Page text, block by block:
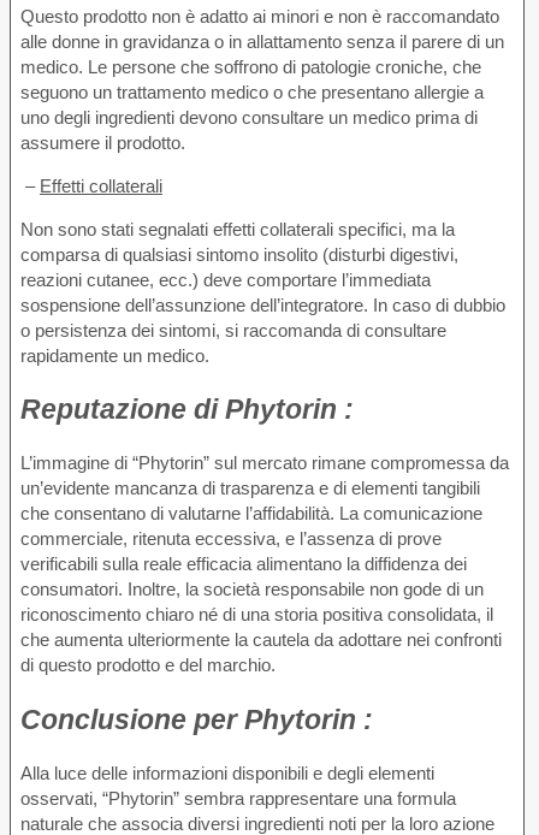
Questo prodotto non è adatto ai minori e non è raccomandato
alle donne in gravidanza o in allattamento senza il parere di un
medico. Le persone che soffrono di patologie croniche, che
seguono un trattamento medico o che presentano allergie a
uno degli ingredienti devono consultare un medico prima di
assumere il prodotto.
– Effetti collaterali
Non sono stati segnalati effetti collaterali specifici, ma la
comparsa di qualsiasi sintomo insolito (disturbi digestivi,
reazioni cutanee, ecc.) deve comportare l’immediata
sospensione dell’assunzione dell’integratore. In caso di dubbio
o persistenza dei sintomi, si raccomanda di consultare
rapidamente un medico.
Reputazione diPhytorin :
L’immagine di “Phytorin” sul mercato rimane compromessa da
un’evidente mancanza di trasparenza e di elementi tangibili
che consentano di valutarne l’affidabilità. La comunicazione
commerciale, ritenuta eccessiva, e l’assenza di prove
verificabili sulla reale efficacia alimentano la diffidenza dei
consumatori. Inoltre, la società responsabile non gode di un
riconoscimento chiaro né di una storia positiva consolidata, il
che aumenta ulteriormente la cautela da adottare nei confronti
di questo prodotto e del marchio.
Conclusione perPhytorin :
Alla luce delle informazioni disponibili e degli elementi
osservati, “Phytorin” sembra rappresentare una formula
naturale che associa diversi ingredienti noti per la loro azione